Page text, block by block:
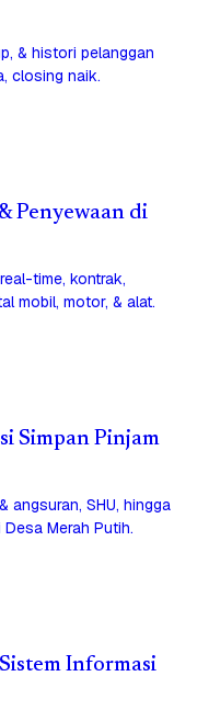
& histori pelanggan
closing naik.
Penyewaan di
time, kontrak,
mobil, motor, & alat.
Simpan Pinjam
angsuran, SHU, hingga
Merah Putih.
Informasi